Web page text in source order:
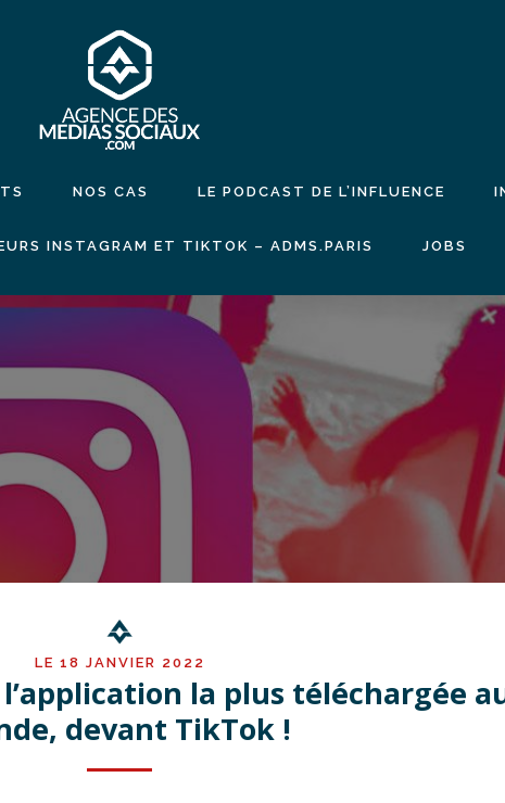
NOS CAS LE PODCAST DE L’INFLUENCE
INSTAGRAM ET TIKTOK – ADMS.PARIS JOBS
LE 18 JANVIER 2022
la plus téléchargée
devant TikTok !